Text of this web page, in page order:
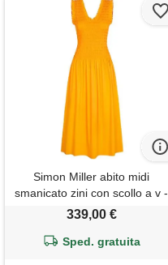
Simon Miller abito midi
smanicato zini con scollo a v -
giallo
339,00 €
Sped. gratuita